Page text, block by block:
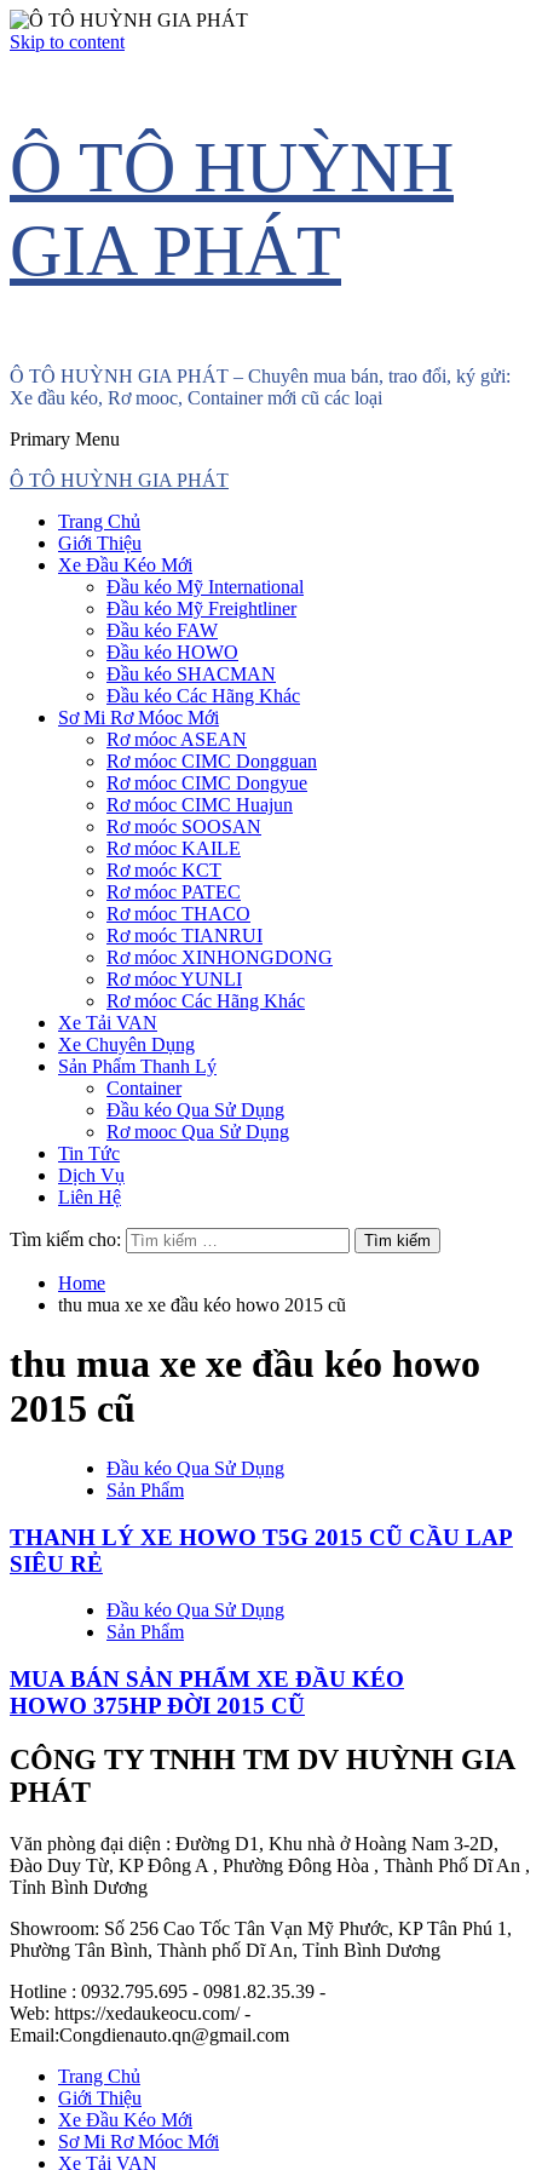
Skip to content
Ô TÔ HUỲNH
GIA PHÁT
Ô TÔ HUỲNH GIA PHÁT – Chuyên mua bán, trao đổi, ký gửi:
Xe đầu kéo, Rơ mooc, Container mới cũ các loại
Primary Menu
Ô TÔ HUỲNH GIA PHÁT
Trang Chủ
Giới Thiệu
Xe Đầu Kéo Mới
Đầu kéo Mỹ International
Đầu kéo Mỹ Freightliner
Đầu kéo FAW
Đầu kéo HOWO
Đầu kéo SHACMAN
Đầu kéo Các Hãng Khác
Sơ Mi Rơ Móoc Mới
Rơ móoc ASEAN
Rơ móoc CIMC Dongguan
Rơ móoc CIMC Dongyue
Rơ móoc CIMC Huajun
Rơ moóc SOOSAN
Rơ móoc KAILE
Rơ moóc KCT
Rơ móoc PATEC
Rơ móoc THACO
Rơ moóc TIANRUI
Rơ móoc XINHONGDONG
Rơ móoc YUNLI
Rơ móoc Các Hãng Khác
Xe Tải VAN
Xe Chuyên Dụng
Sản Phẩm Thanh Lý
Container
Đầu kéo Qua Sử Dụng
Rơ mooc Qua Sử Dụng
Tin Tức
Dịch Vụ
Liên Hệ
Tìm kiếm cho:
Home
thu mua xe xe đầu kéo howo 2015 cũ
thu mua xe xe đầu kéo howo
2015 cũ
Đầu kéo Qua Sử Dụng
Sản Phẩm
THANH LÝ XE HOWO T5G 2015 CŨ CẦU LAP
SIÊU RẺ
Đầu kéo Qua Sử Dụng
Sản Phẩm
MUA BÁN SẢN PHẨM XE ĐẦU KÉO
HOWO 375HP ĐỜI 2015 CŨ
CÔNG TY TNHH TM DV HUỲNH GIA
PHÁT
Văn phòng đại diện : Đường D1, Khu nhà ở Hoàng Nam 3-2D,
Đào Duy Từ, KP Đông A , Phường Đông Hòa , Thành Phố Dĩ An ,
Tỉnh Bình Dương
Showroom: Số 256 Cao Tốc Tân Vạn Mỹ Phước, KP Tân Phú 1,
Phường Tân Bình, Thành phố Dĩ An, Tỉnh Bình Dương
Hotline : 0932.795.695 - 0981.82.35.39 -
Web: https://xedaukeocu.com/ -
Email:Congdienauto.qn@gmail.com
Trang Chủ
Giới Thiệu
Xe Đầu Kéo Mới
Sơ Mi Rơ Móoc Mới
Xe Tải VAN